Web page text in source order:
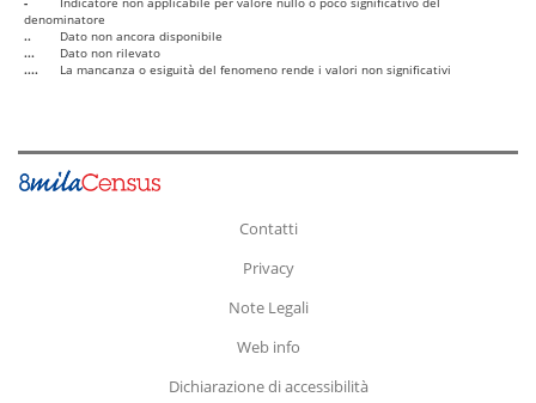
denominatore
..
Dato non ancora disponibile
...
Dato non rilevato
....
La mancanza o esiguità del fenomeno rende i valori non significativi
Contatti
Privacy
Note Legali
Web info
Dichiarazione di accessibilità